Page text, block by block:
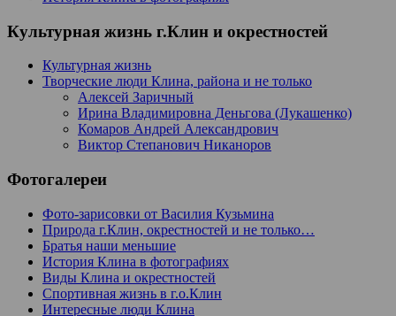
Культурная жизнь г.Клин и окрестностей
Культурная жизнь
Творческие люди Клина, района и не только
Алексей Заричный
Ирина Владимировна Деньгова (Лукашенко)
Комаров Андрей Александрович
Виктор Степанович Никаноров
Фотогалереи
Фото-зарисовки от Василия Кузьмина
Природа г.Клин, окрестностей и не только…
Братья наши меньшие
История Клина в фотографиях
Виды Клина и окрестностей
Спортивная жизнь в г.о.Клин
Интересные люди Клина